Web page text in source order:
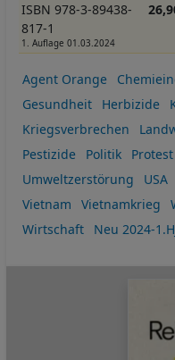
ISBN 978-3-89438-
817-1
1. Auflage 01.03.2024
Agent Orange
Gesundheit
Herbizide
Kriegsverbrechen
Pestizide
Politik Protest
Umweltzerstörung
USA
Vietnam
Vietnamkrieg
Wirtschaft
Neu 2024-